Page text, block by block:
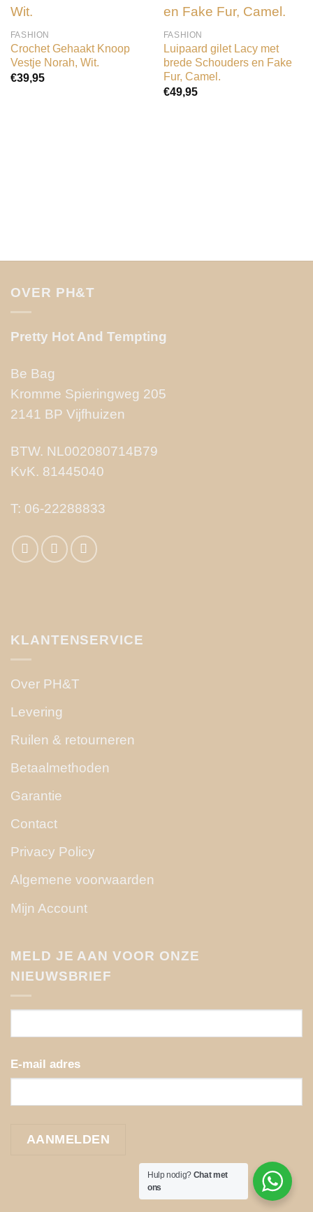
FASHION
Crochet Gehaakt Knoop
Vestje Norah, Wit.
€39,95
FASHION
Luipaard gilet Lacy met
brede Schouders en Fake
Fur, Camel.
€49,95
OVER PH&T
Pretty Hot And Tempting
Be Bag
Kromme Spieringweg 205
2141 BP Vijfhuizen
BTW. NL002080714B79
KvK. 81445040
T: 06-22288833
KLANTENSERVICE
Over PH&T
Levering
Ruilen & retourneren
Betaalmethoden
Garantie
Contact
Privacy Policy
Algemene voorwaarden
Mijn Account
MELD JE AAN VOOR ONZE
NIEUWSBRIEF
E-mail adres
Hulp nodig? Chat met
ons